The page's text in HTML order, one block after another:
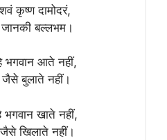
कृष्ण दामोदरं,
जानकी बल्लभम।
भगवान आते नहीं,
बुलाते नहीं।
खाते नहीं,
खिलाते नहीं।